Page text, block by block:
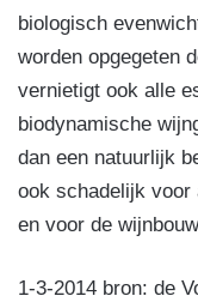
biologisch
worden opgegeten
vernietigt ook alle
biodynamische
dan een natuurlijk
ook schadelijk voor
en voor de
1-3-2014 bron: de